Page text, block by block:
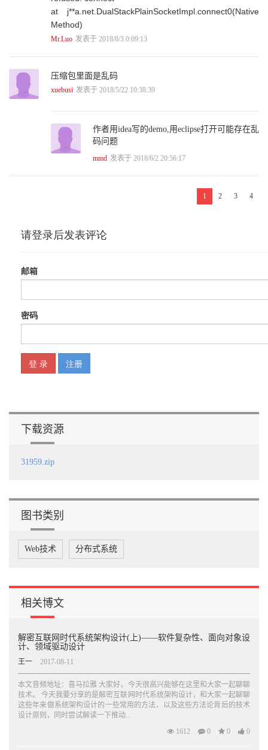
4.3 Spring框架对于已有RPC框架集成的支持 127
4.3.1 Spring支持集成RPC框架介绍 127
4.3.2 基于RmiProxyFactoryBean 实现RMI与Spring的集成 128
4.3.3 基于HttpInvokerProxyFactoryBean实现HTTP Invoker与Spring的
4.3.4 基于HessianProxyFactoryBean实现Hessian与Spring的集成 133
4.4 实现自定义服务框架与Spring的集成 136
4.4.1 实现远程服务的发布 136
4.6 本章小结 158
第5章 分布式服务框架注册中心 159
5.1 服务注册中心介绍 159
5.2 ZooKeeper实现服务的注册中心原理 161
5.3.1 服务注册中心服务提供方 175
5.4 本章小结 189
第6章 分布式服务框架底层通信实现 190
6.1.2 Java语言实现的I/O模型 194
6.1.4 Java Non-blocking I/O（NIO）介绍 211
6.1.5 NIO2及Asynchronous I/O介绍 233
6.2 Netty使用介绍 255
6.3.1 构建分布式服务框架Netty服务端 320
6.3.2 构建分布式服务框架服务调用端Netty客户端 330
7.1 软负载的实现原理 348
7.2.2 软负载加权随机算法实现 350
7.2.3 软负载轮询算法实现 351
7.2.4 软负载加权轮询算法实现 352
7.3 实现自己的软负载机制 355
7.4 软负载在分布式服务框架中的应用 357
8.2 服务治理的简单实现 364
8.2.1 服务分组路由实现 364
8.2.3 服务调用链路跟踪实现原理 380
附录A 如何配置运行本书完成的分布式服务框架 381
at j**a.net.DualStackPlainSocketImpl.connect0(Native
Method)
Mr.Luo 发表于 2018/8/3 0:09:13
压缩包里面是乱码
xuebusi 发表于 2018/5/22 10:38:39
作者用idea写的demo,用eclipse打开可能存在乱
码问题
mmd 发表于 2018/6/2 20:56:17
1 2 3 4
下载资源
31959.zip
图书类别
Web技术 分布式系统
相关博文
解密互联网时代系统架构设计(上)——软件复杂性、面向对象设
计、领域驱动设计
王一 2017-08-11
本文音频地址：喜马拉雅 大家好，今天很高兴能够在这里和大家一起聊聊
技术。 今天我要分享的是解密互联网时代系统架构设计，和大家一起聊聊
这些年来做系统架构设计的一些常用的方法，以及这些方法论背后的技术
设计原则，同时尝试解读一下推动...
1612
0 0 0